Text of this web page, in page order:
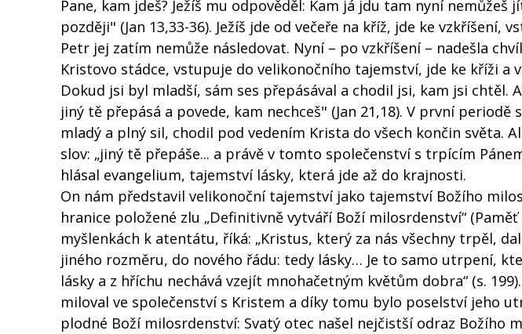
Pane, kam jdeš? Ježíš mu odpověděl: Kam já jdu tam nyní nemůžeš
později" (Jan 13,33-36). Ježíš jde od večeře na kříž, jde ke vzkříšení,
Petr jej zatím nemůže následovat. Nyní – po vzkříšení – nadešla
Kristovo stádce, vstupuje do velikonočního tajemství, jde ke kříži a
Dokud jsi byl mladší, sám ses přepásával a chodil jsi, kam jsi chtěl.
jiný tě přepásá a povede, kam nechceš" (Jan 21,18). V první
mladý a plný sil, chodil pod vedením Krista do všech končin světa.
slov: „jiný tě přepáše... a právě v tomto společenství s trpícím
hlásal evangelium, tajemství lásky, která jde až do krajnosti.
On nám představil velikonoční tajemství jako tajemství Božího
hranice položené zlu „Definitivně vytváří Boží milosrdenství“
myšlenkách k atentátu, říká: „Kristus, který za nás všechny trpěl,
jiného rozměru, do nového řádu: tedy lásky… Je to samo utrpení,
lásky a z hříchu nechává vzejít mnohačetným květům dobra“ (s.
miloval ve společenství s Kristem a díky tomu bylo poselství jeho
plodné Boží milosrdenství: Svatý otec našel nejčistší odraz Božího